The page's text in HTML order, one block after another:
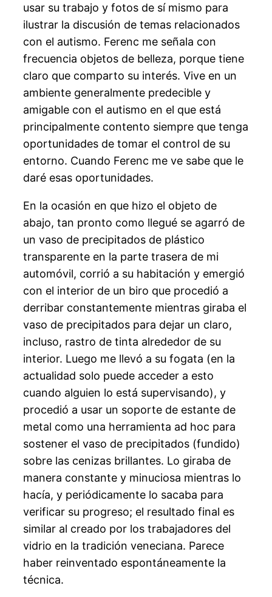
usar su trabajo y fotos de sí mismo para
ilustrar la discusión de temas relacionados
con el autismo. Ferenc me señala con
frecuencia objetos de belleza, porque tiene
claro que comparto su interés. Vive en un
ambiente generalmente predecible y
amigable con el autismo en el que está
principalmente contento siempre que tenga
oportunidades de tomar el control de su
entorno. Cuando Ferenc me ve sabe que le
daré esas oportunidades.
En la ocasión en que hizo el objeto de
abajo, tan pronto como llegué se agarró de
un vaso de precipitados de plástico
transparente en la parte trasera de mi
automóvil, corrió a su habitación y emergió
con el interior de un biro que procedió a
derribar constantemente mientras giraba el
vaso de precipitados para dejar un claro,
incluso, rastro de tinta alrededor de su
interior. Luego me llevó a su fogata (en la
actualidad solo puede acceder a esto
cuando alguien lo está supervisando), y
procedió a usar un soporte de estante de
metal como una herramienta ad hoc para
sostener el vaso de precipitados (fundido)
sobre las cenizas brillantes. Lo giraba de
manera constante y minuciosa mientras lo
hacía, y periódicamente lo sacaba para
verificar su progreso; el resultado final es
similar al creado por los trabajadores del
vidrio en la tradición veneciana. Parece
haber reinventado espontáneamente la
técnica.